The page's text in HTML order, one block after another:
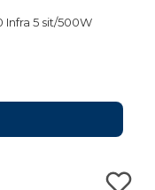
5 sit/500W